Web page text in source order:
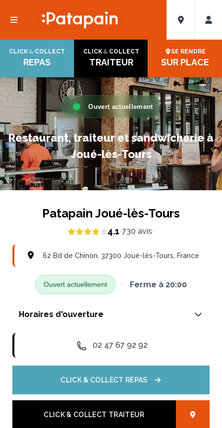
CLICK &COLLECT
REPAS
CLICK &COLLECT
TRAITEUR
SE RENDRE
SUR PLACE
Ouvert actuellement
Restaurant, traiteur et sandwicherie à
Joué-lès-Tours
Patapain Joué-lès-Tours
4.1•730 avis•
62 Bd de Chinon, 37300 Joué-lès-Tours, France
Ouvert actuellement • Ferme à 20:00
Horaires d'ouverture
Lundi
07:00 - 20:00
02 47 67 92 92
CLICK & COLLECT REPAS
CLICK & COLLECT TRAITEUR